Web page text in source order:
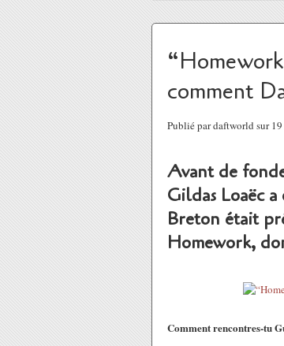
comment
Publié par daftworld sur
Avant de
Gildas Loaëc
Breton était
Homework,
Comment rencontres-tu